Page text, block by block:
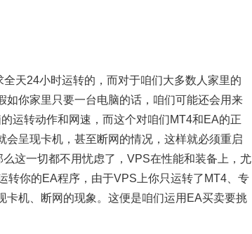
天24小时运转的，而对于咱们大多数人家里的
你家里只要一台电脑的话，咱们可能还会用来
运转动作和网速，而这个对咱们MT4和EA的正
呈现卡机，甚至断网的情况，这样就必须重启
这一切都不用忧虑了，VPS在性能和装备上，尤
转你的EA程序，由于VPS上你只运转了MT4、专
机、断网的现象。这便是咱们运用EA买卖要挑